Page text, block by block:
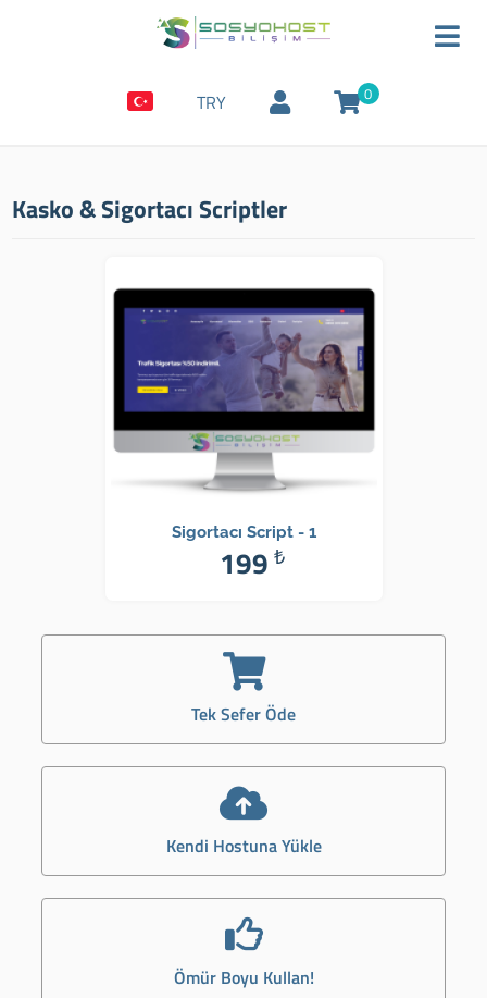
TRY 0
Kasko & Sigortacı Scriptler
Sigortacı Script - 1
₺
199
Tek Sefer Öde
Kendi Hostuna Yükle
Ömür Boyu Kullan!